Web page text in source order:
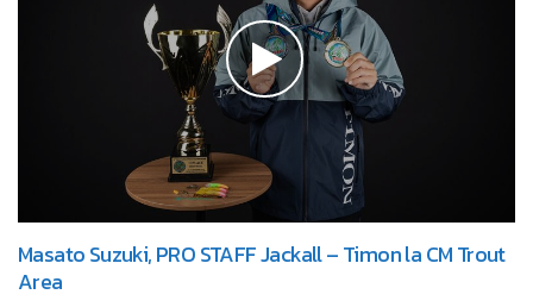
Masato Suzuki, PRO STAFF Jackall – Timon la CM Trout
Area